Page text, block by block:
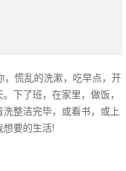
慌乱的洗漱，吃早点，开
下了班，在家里，做饭，
整洁完毕，或看书，或上
要的生活!